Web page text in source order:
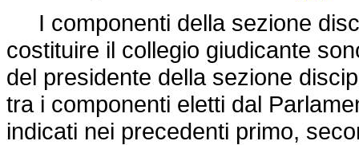
I componenti della sezione
costituire il collegio giudicante
del presidente della sezione
tra i componenti eletti dal
indicati nei precedenti primo,